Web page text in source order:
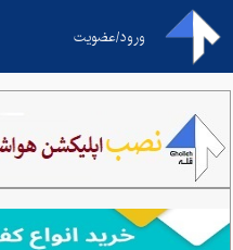
ورود/عضویت